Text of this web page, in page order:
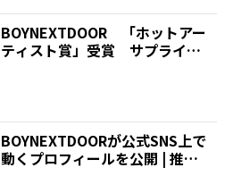
BOYNEXTDOOR 「ホットアー
ティスト賞」受賞 サプライズ
BOYNEXTDOORが公式SNS上で
動くプロフィールを公開 | 推し